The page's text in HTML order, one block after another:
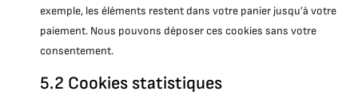
exemple, les éléments restent dans votre panier jusqu’à votre
paiement. Nous pouvons déposer ces cookies sans votre
consentement.
5.2 Cookies statistiques